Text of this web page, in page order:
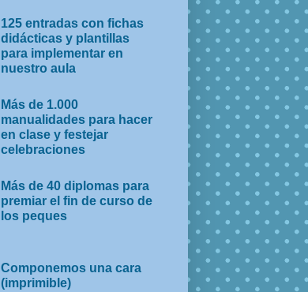
125 entradas con fichas
didácticas y plantillas
para implementar en
nuestro aula
Más de 1.000
manualidades para hacer
en clase y festejar
celebraciones
Más de 40 diplomas para
premiar el fin de curso de
los peques
Componemos una cara
(imprimible)